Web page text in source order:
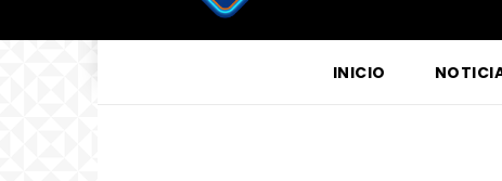
INICIO